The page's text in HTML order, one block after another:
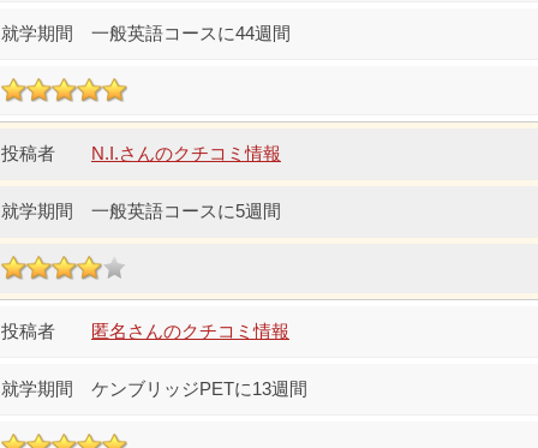
一般英語コースに44週間
N.I.さんのクチコミ情報
一般英語コースに5週間
匿名さんのクチコミ情報
ケンブリッジPETに13週間